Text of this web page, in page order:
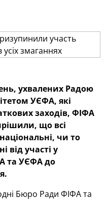
ухвалених Радою
УЄФА, які
заходів, ФІФА
що всі
чи то
від участі у
та УЄФА до
Бюро Ради ФІФА та